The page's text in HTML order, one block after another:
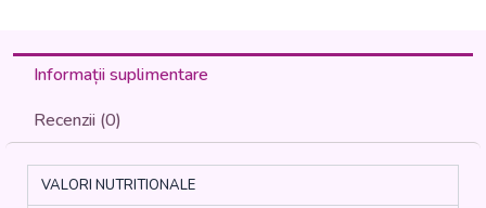
CRUTOANE
Informații suplimentare
Recenzii (0)
VALORI NUTRITIONALE